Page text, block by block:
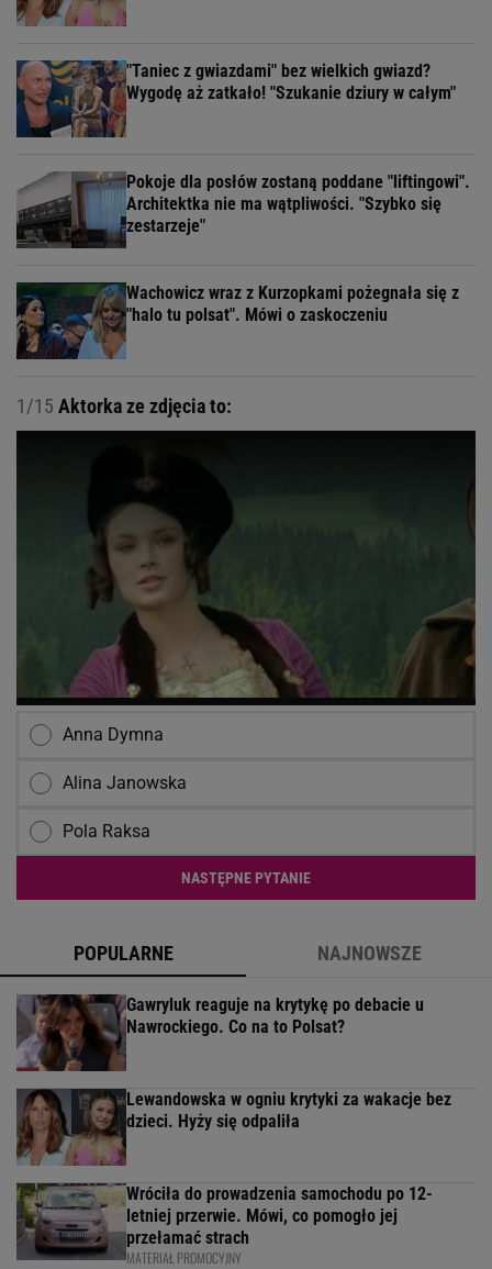
"Taniec z gwiazdami" bez wielkich gwiazd?
Wygodę aż zatkało! "Szukanie dziury w całym"
Pokoje dla posłów zostaną poddane "liftingowi".
Architektka nie ma wątpliwości. "Szybko się
zestarzeje"
Wachowicz wraz z Kurzopkami pożegnała się z
"halo tu polsat". Mówi o zaskoczeniu
1/15 Aktorka ze zdjęcia to:
Anna Dymna
Alina Janowska
Pola Raksa
NASTĘPNE PYTANIE
POPULARNE NAJNOWSZE
Gawryluk reaguje na krytykę po debacie u
Nawrockiego. Co na to Polsat?
Lewandowska w ogniu krytyki za wakacje bez
dzieci. Hyży się odpaliła
Wróciła do prowadzenia samochodu po 12-
letniej przerwie. Mówi, co pomogło jej
przełamać strach
MATERIAŁ PROMOCYJNY